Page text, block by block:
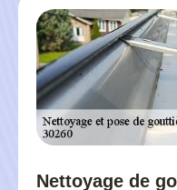
Nettoyage de